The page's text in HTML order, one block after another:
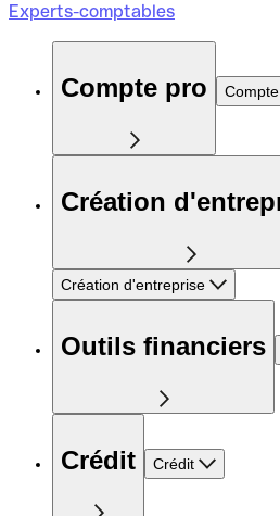
Experts-comptables
Compte pro
Création
Création d'entreprise
Outils financiers
Crédit Crédit